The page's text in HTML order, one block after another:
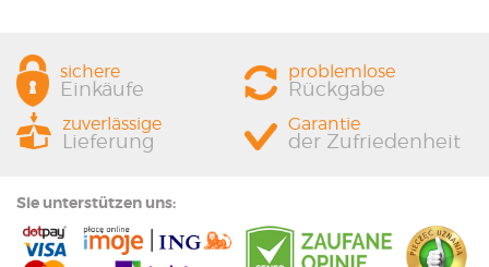
sichere
Einkäufe
problemlose
Rückgabe
zuverlässige
Lieferung
Garantie
der Zufriedenheit
Sie unterstützen uns: